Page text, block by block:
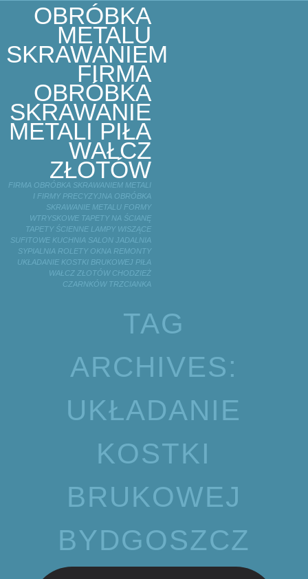
OBRÓBKA
METALU
SKRAWANIEM
FIRMA
OBRÓBKA
SKRAWANIE
METALI PIŁA
WAŁCZ
ZŁOTÓW
FIRMA OBRÓBKA SKRAWANIEM METALI
I FIRMY PRECYZYJNA OBRÓBKA
SKRAWANIE METALU FORMY
WTRYSKOWE TAPETY NA ŚCIANĘ
TAPETY ŚCIENNE LAMPY WISZĄCE
SUFITOWE KUCHNIA SALON JADALNIA
SYPIALNIA ROLETY OKNA REMONTY
UKŁADANIE KOSTKI BRUKOWEJ PIŁA
WAŁCZ ZŁOTÓW CHODZIEŻ
CZARNKÓW TRZCIANKA
TAG
ARCHIVES:
UKŁADANIE
KOSTKI
BRUKOWEJ
BYDGOSZCZ